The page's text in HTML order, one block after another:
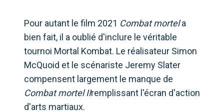
Pour autant le film 2021 Combat mortela
bien fait, il a oublié d'inclure le véritable
tournoi Mortal Kombat. Le réalisateur Simon
McQuoid et le scénariste Jeremy Slater
compensent largement le manque de
Combat mortel IIremplissant l'écran d'action
d'arts martiaux.